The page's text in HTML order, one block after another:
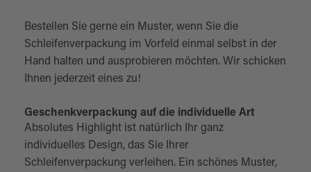
Bestellen Sie gerne ein Muster, wenn Sie die
Schleifenverpackung im Vorfeld einmal selbst in der
Hand halten und ausprobieren möchten. Wir schicken
Ihnen jederzeit eines zu!
Geschenkverpackung auf die individuelle Art
Absolutes Highlight ist natürlich Ihr ganz
individuelles Design, das Sie Ihrer
Schleifenverpackung verleihen. Ein schönes Muster,